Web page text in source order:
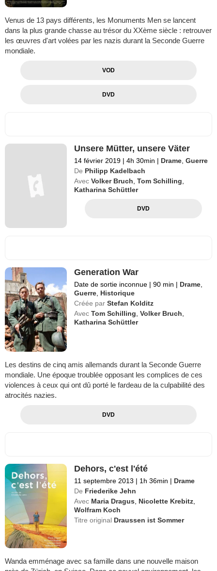
Venus de 13 pays différents, les Monuments Men se lancent
dans la plus grande chasse au trésor du XXème siècle : retrouver
les œuvres d'art volées par les nazis durant la Seconde Guerre
mondiale.
VOD
DVD
Unsere Mütter, unsere Väter
14 février 2019 | 4h 30min | Drame,Guerre
De Philipp Kadelbach
Avec Volker Bruch,Tom Schilling,
Katharina Schüttler
DVD
Generation War
Date de sortie inconnue | 90 min | Drame,
Guerre, Historique
Créée par Stefan Kolditz
Avec Tom Schilling,Volker Bruch,
Katharina Schüttler
Les destins de cinq amis allemands durant la Seconde Guerre
mondiale. Une époque troublée opposant les complices de ces
violences à ceux qui ont dû porté le fardeau de la culpabilité des
atrocités nazies.
DVD
Dehors, c'est l'été
11 septembre 2013 | 1h 36min | Drame
De Friederike Jehn
Avec Maria Dragus, Nicolette Krebitz,
Wolfram Koch
Titre original Draussen ist Sommer
Wanda emménage avec sa famille dans une nouvelle maison